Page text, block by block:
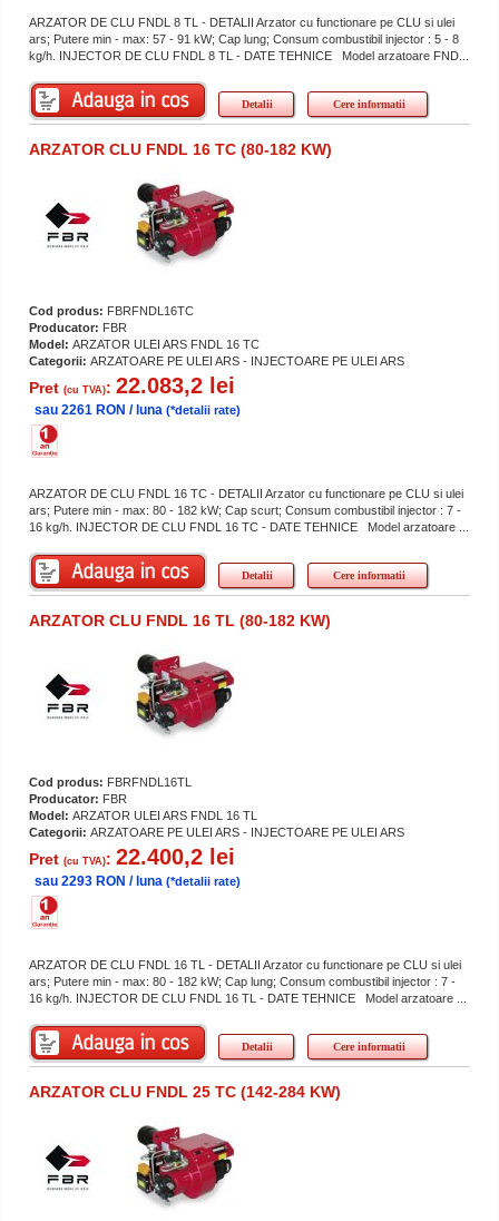
ARZATOR DE CLU FNDL 8 TL - DETALII Arzator cu functionare pe CLU si ulei
ars; Putere min - max: 57 - 91 kW; Cap lung; Consum combustibil injector : 5 - 8
kg/h. INJECTOR DE CLU FNDL 8 TL - DATE TEHNICE Model arzatoare FND...
Detalii Cere informatii
ARZATOR CLU FNDL 16 TC (80-182 KW)
Cod produs: FBRFNDL16TC
Producator: FBR
Model: ARZATOR ULEI ARS FNDL 16 TC
Categorii: ARZATOARE PE ULEI ARS - INJECTOARE PE ULEI ARS
Pret (cu TVA): 22.083,2 lei
sau 2261 RON / luna (*detalii rate)
ARZATOR DE CLU FNDL 16 TC - DETALII Arzator cu functionare pe CLU si ulei
ars; Putere min - max: 80 - 182 kW; Cap scurt; Consum combustibil injector : 7 -
16 kg/h. INJECTOR DE CLU FNDL 16 TC - DATE TEHNICE Model arzatoare ...
Detalii Cere informatii
ARZATOR CLU FNDL 16 TL (80-182 KW)
Cod produs: FBRFNDL16TL
Producator: FBR
Model: ARZATOR ULEI ARS FNDL 16 TL
Categorii: ARZATOARE PE ULEI ARS - INJECTOARE PE ULEI ARS
Pret (cu TVA): 22.400,2 lei
sau 2293 RON / luna (*detalii rate)
ARZATOR DE CLU FNDL 16 TL - DETALII Arzator cu functionare pe CLU si ulei
ars; Putere min - max: 80 - 182 kW; Cap lung; Consum combustibil injector : 7 -
16 kg/h. INJECTOR DE CLU FNDL 16 TL - DATE TEHNICE Model arzatoare ...
Detalii Cere informatii
ARZATOR CLU FNDL 25 TC (142-284 KW)